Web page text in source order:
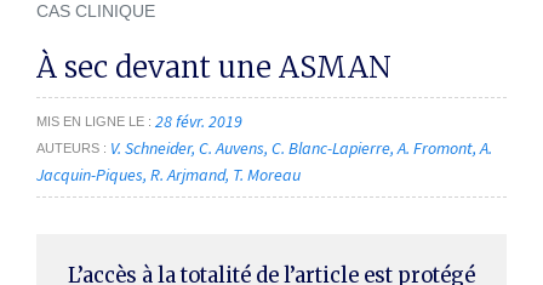
CAS CLINIQUE
À sec devant une ASMAN
MIS EN LIGNE LE 28 févr. 2019
AUTEURS V. Schneider C. Auvens C. Blanc-Lapierre A. Fromont A.
Jacquin-Piques R. Arjmand T. Moreau
L’accès à la totalité de l’article est protégé